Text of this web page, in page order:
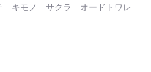
キモノ サクラ オードトワレ